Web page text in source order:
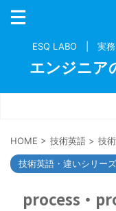
ESQ LABO | 実務
エンジニア
HOME > 技術英語 > 技
技術英語・違いシリーズ
process・